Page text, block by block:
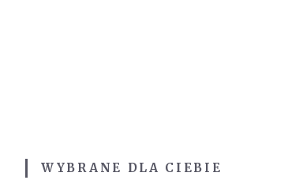
WYBRANE DLA CIEBIE